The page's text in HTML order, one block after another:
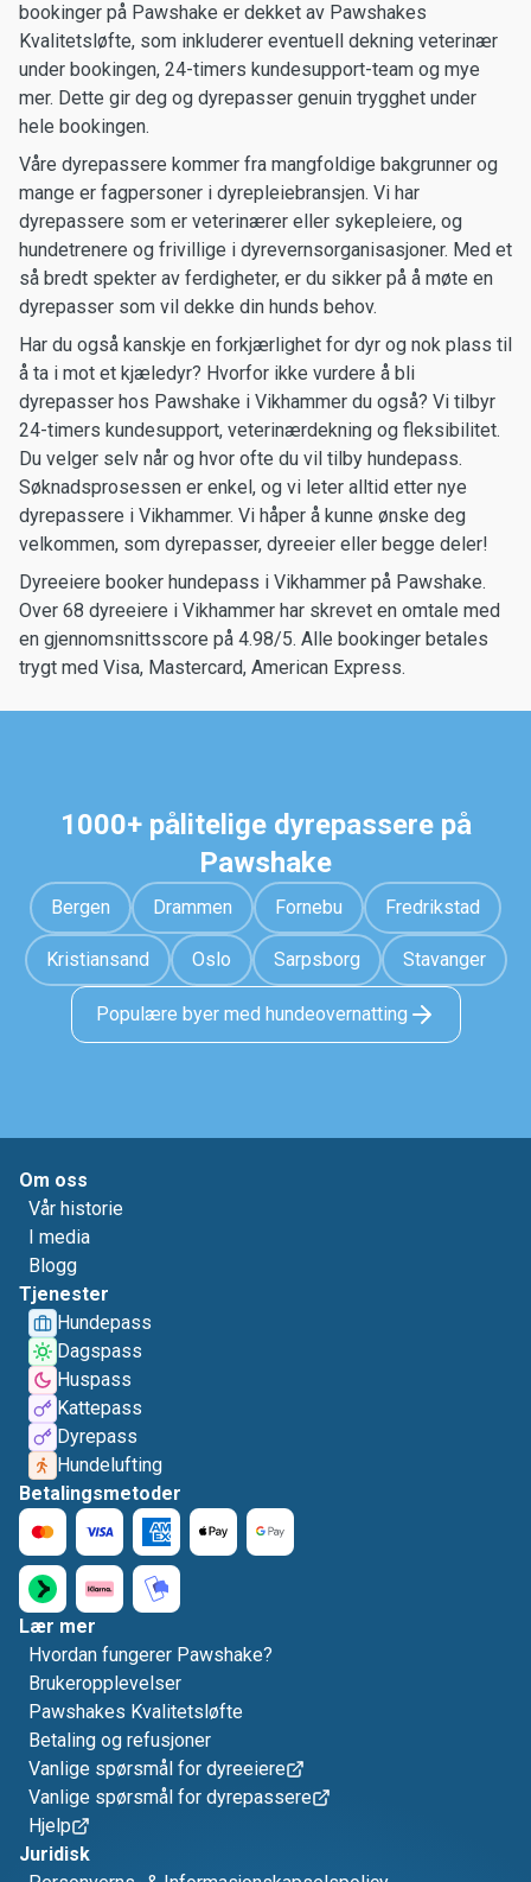
bookinger på Pawshake er dekket av Pawshakes
Kvalitetsløfte, som inkluderer eventuell dekning veterinær
under bookingen, 24-timers kundesupport-team og mye
mer. Dette gir deg og dyrepasser genuin trygghet under
hele bookingen.
Våre dyrepassere kommer fra mangfoldige bakgrunner og
mange er fagpersoner i dyrepleiebransjen. Vi har
dyrepassere som er veterinærer eller sykepleiere, og
hundetrenere og frivillige i dyrevernsorganisasjoner. Med et
så bredt spekter av ferdigheter, er du sikker på å møte en
dyrepasser som vil dekke din hunds behov.
Har du også kanskje en forkjærlighet for dyr og nok plass til
å ta i mot et kjæledyr? Hvorfor ikke vurdere å bli
dyrepasser hos Pawshake i Vikhammer du også? Vi tilbyr
24-timers kundesupport, veterinærdekning og fleksibilitet.
Du velger selv når og hvor ofte du vil tilby hundepass.
Søknadsprosessen er enkel, og vi leter alltid etter nye
dyrepassere i Vikhammer. Vi håper å kunne ønske deg
velkommen, som dyrepasser, dyreeier eller begge deler!
Dyreeiere booker hundepass i Vikhammer på Pawshake.
Over 68 dyreeiere i Vikhammer har skrevet en omtale med
en gjennomsnittsscore på 4.98/5. Alle bookinger betales
trygt med Visa, Mastercard, American Express.
1000+ pålitelige dyrepassere på
Pawshake
Bergen Drammen Fornebu Fredrikstad
Kristiansand Oslo Sarpsborg Stavanger
Populære byer med hundeovernatting
Om oss
Vår historie
I media
Blogg
Tjenester
Hundepass
Dagspass
Huspass
Kattepass
Dyrepass
Hundelufting
Betalingsmetoder
Lær mer
Hvordan fungerer Pawshake?
Brukeropplevelser
Pawshakes Kvalitetsløfte
Betaling og refusjoner
Vanlige spørsmål for dyreeiere
Vanlige spørsmål for dyrepassere
Hjelp
Juridisk